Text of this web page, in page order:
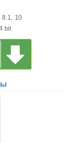
8.1, 10
bit